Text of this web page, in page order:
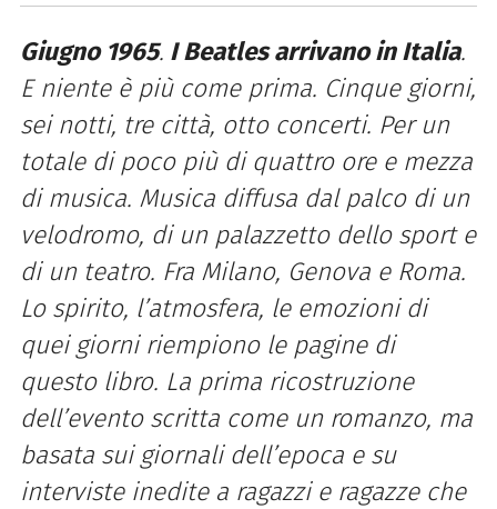
Giugno 1965. I Beatles arrivano in Italia.
E niente è più come prima. Cinque giorni,
sei notti, tre città, otto concerti. Per un
totale di poco più di quattro ore e mezza
di musica. Musica diffusa dal palco di un
velodromo, di un palazzetto dello sport e
di un teatro. Fra Milano, Genova e Roma.
Lo spirito, l’atmosfera, le emozioni di
quei giorni riempiono le pagine di
questo libro. La prima ricostruzione
dell’evento scritta come un romanzo, ma
basata sui giornali dell’epoca e su
interviste inedite a ragazzi e ragazze che